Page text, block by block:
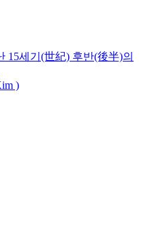
15세기(世紀) 후반(後半)의
)